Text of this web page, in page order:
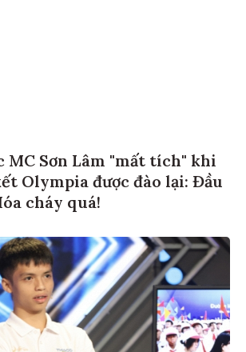
MC Sơn Lâm "mất tích" khi
Olympia được đào lại: Đầu
cháy quá!